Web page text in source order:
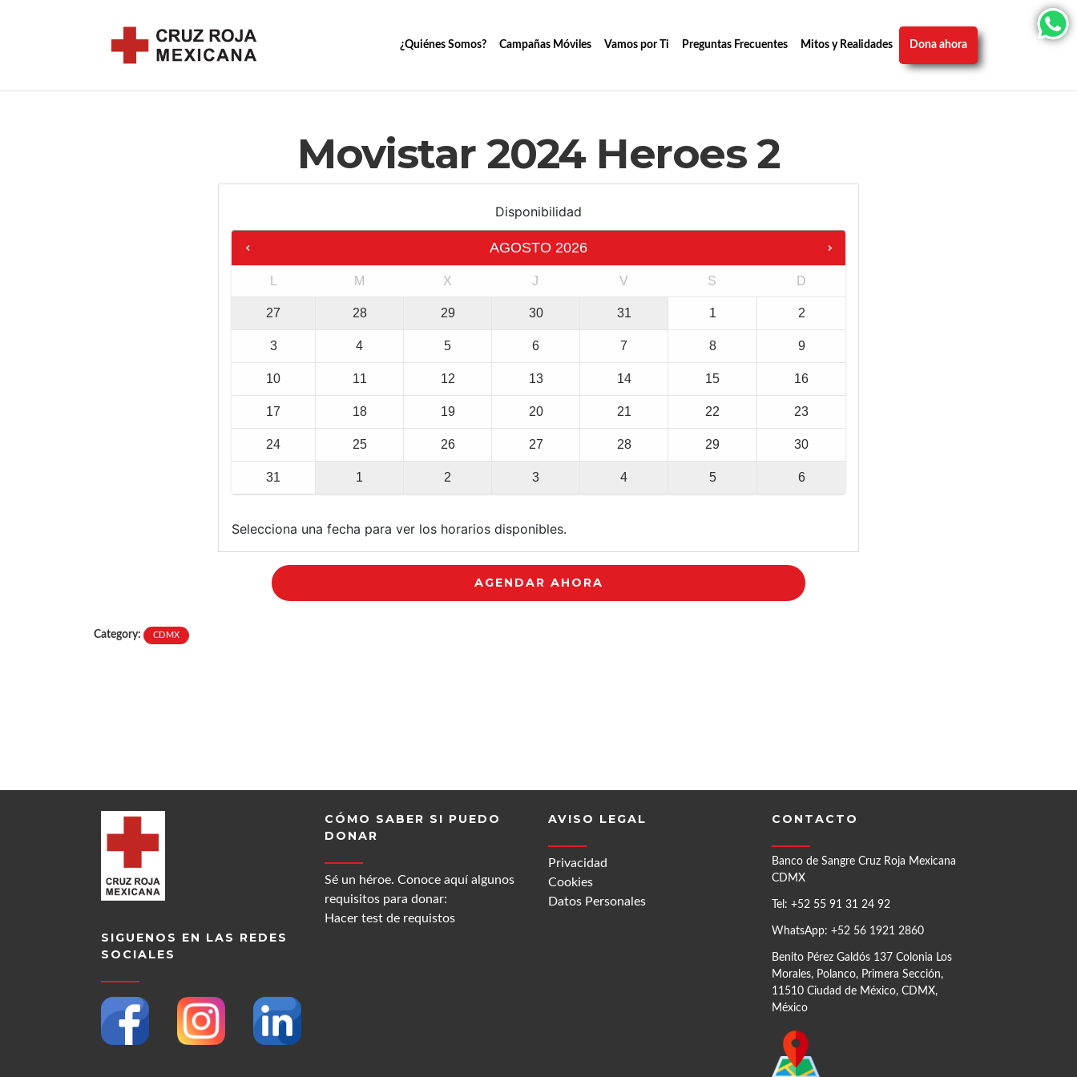
¿Quiénes Somos? Campañas Móviles Vamos por Ti Preguntas Frecuentes Mitos y Realidades Dona ahora
Movistar 2024 Heroes 2
Disponibilidad
AGOSTO 2026
M X J V S D
27 28 29 30 31 1 2
3 4 5 6 7 8 9
10 11 12 13 14 15 16
17 18 19 20 21 22 23
24 25 26 27 28 29 30
31 1 2 3 4 5 6
Selecciona una fecha para ver los horarios disponibles.
AGENDAR AHORA
Category: CDMX
SIGUENOS EN LAS REDES
SOCIALES
CÓMO SABER SI PUEDO
DONAR
Sé un héroe. Conoce aquí algunos
requisitos para donar:
Hacer test de requistos
AVISO LEGAL
Privacidad
Cookies
Datos Personales
CONTACTO
Banco de Sangre Cruz Roja Mexicana
CDMX
Tel: +52 55 91 31 24 92
WhatsApp: +52 56 1921 2860
Benito Pérez Galdós 137 Colonia Los
Morales, Polanco, Primera Sección,
11510 Ciudad de México, CDMX,
México